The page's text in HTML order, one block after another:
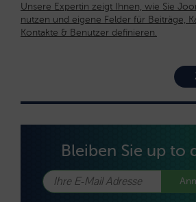
Unsere Expertin zeigt Ihnen, wie Sie
nutzen und eigene Felder für Beiträge,
Kontakte & Benutzer definieren.
Bleiben Sie up to